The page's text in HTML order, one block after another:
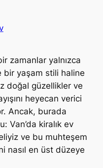
zamanlar yalnızca
bir yaşam stili haline
doğal güzellikler ve
heyecan verici
Ancak, burada
Van’da kiralık ev
ve bu muhteşem
nasıl en üst düzeye